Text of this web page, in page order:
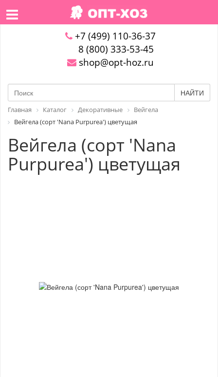
+7 (499) 110-36-37
8 (800) 333-53-45
shop@opt-hoz.ru
НАЙТИ
Главная Каталог Декоративные
Вейгела
Вейгела (сорт 'Nana Purpurea') цветущая
Вейгела (сорт 'Nana
Purpurea') цветущая